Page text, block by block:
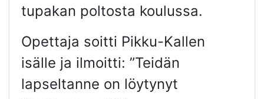
tupakan poltosta koulussa.
Opettaja soitti Pikku-Kallen
isälle ja ilmoitti: ”Teidän
lapseltanne on löytynyt